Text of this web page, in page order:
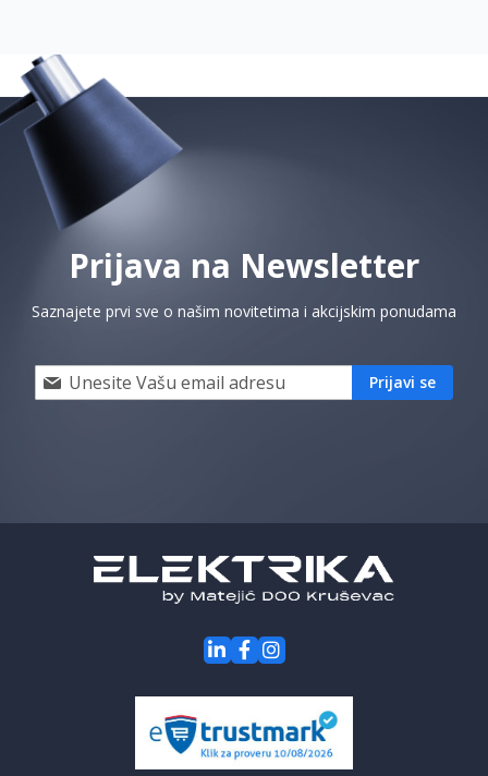
Prijava na Newsletter
Saznajete prvi sve o našim novitetima i akcijskim ponudama
Prijavi
se
akcije
Prijavi se